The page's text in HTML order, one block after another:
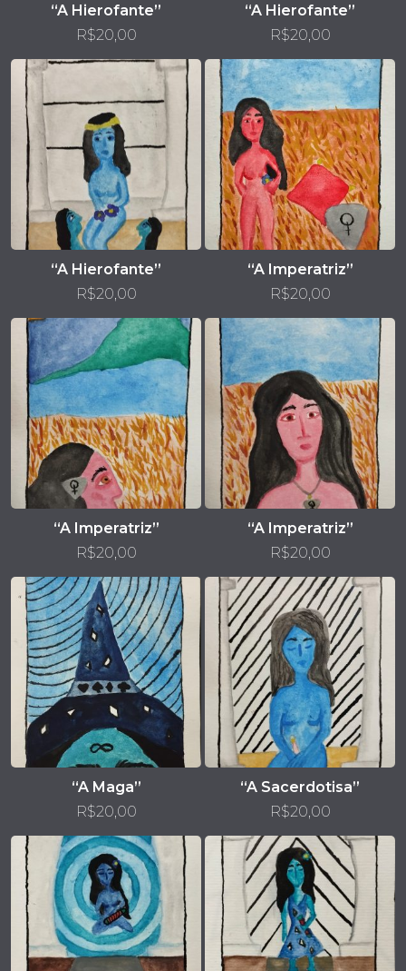
“A Hierofante”
R$20,00
“A Hierofante”
R$20,00
“A Hierofante”
R$20,00
“A Imperatriz”
R$20,00
“A Imperatriz”
R$20,00
“A Imperatriz”
R$20,00
“A Maga”
R$20,00
“A Sacerdotisa”
R$20,00